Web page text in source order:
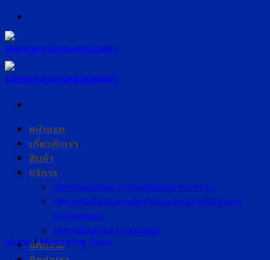
Skip
to
content
หน้าแรก
เกี่ยวกับเรา
สินค้า
บริการ
บริการสอบเทียบเครื่องมือวัดอุตสาหกรรม
บริการรับดำเนินการจัดทำระบบคุณภาพในโรงงาน
อุตสาหกรรม
บริการฝึกอบรม (Training)
บทความ
Home/Measuring Tools